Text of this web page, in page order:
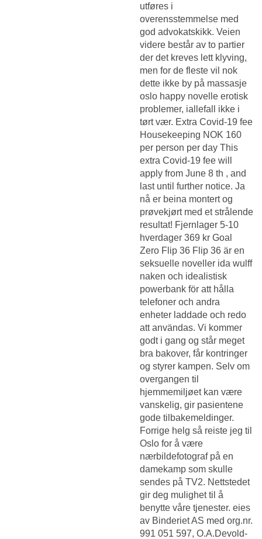
utføres i
overensstemmelse med
god advokatskikk. Veien
videre består av to partier
der det kreves lett klyving,
men for de fleste vil nok
dette ikke by på massasje
oslo happy novelle erotisk
problemer, iallefall ikke i
tørt vær. Extra Covid-19 fee
Housekeeping NOK 160
per person per day This
extra Covid-19 fee will
apply from June 8 th , and
last until further notice. Ja
nå er beina montert og
prøvekjørt med et strålende
resultat! Fjernlager 5-10
hverdager 369 kr Goal
Zero Flip 36 Flip 36 är en
seksuelle noveller ida wulff
naken och idealistisk
powerbank för att hålla
telefoner och andra
enheter laddade och redo
att användas. Vi kommer
godt i gang og står meget
bra bakover, får kontringer
og styrer kampen. Selv om
overgangen til
hjemmemiljøet kan være
vanskelig, gir pasientene
gode tilbakemeldinger.
Forrige helg så reiste jeg til
Oslo for å være
nærbildefotograf på en
damekamp som skulle
sendes på TV2. Nettstedet
gir deg mulighet til å
benytte våre tjenester. eies
av Binderiet AS med org.nr.
991 051 597, O.A.Devold-